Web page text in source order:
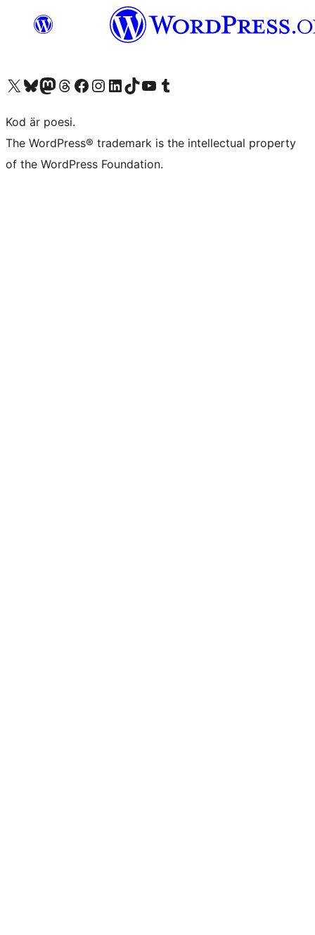
Besök vår X-konto (f.d. Twitter)
Besök vårt Bluesky-konto
Besök vårt Mastodon-konto
Besök vårt Thread-konto
Besök vår Facebook-sidaBesök vårt Instagram-konto
Besök vårt LinkedIn-konto
Besök vårt TikTok-konto
Besök vår YouTube-kanalBesök vårt Tumblr-konto
Kod är poesi.
The WordPress® trademark is the intellectual property
of the WordPress Foundation.